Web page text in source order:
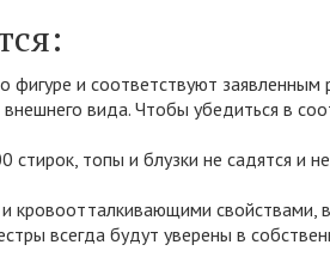
фигуре и соответствуют
вида. Чтобы убедиться в
топы и блузки не садятся и
кровоотталкивающими свойствами,
всегда будут уверены в